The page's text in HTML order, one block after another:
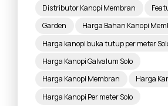
Distributor Kanopi Membran
Garden
Harga Bahan Kanopi
Harga kanopi buka tutup per meter
Harga Kanopi Galvalum Solo
Harga Kanopi Membran
Harga
Harga Kanopi Per meter Solo